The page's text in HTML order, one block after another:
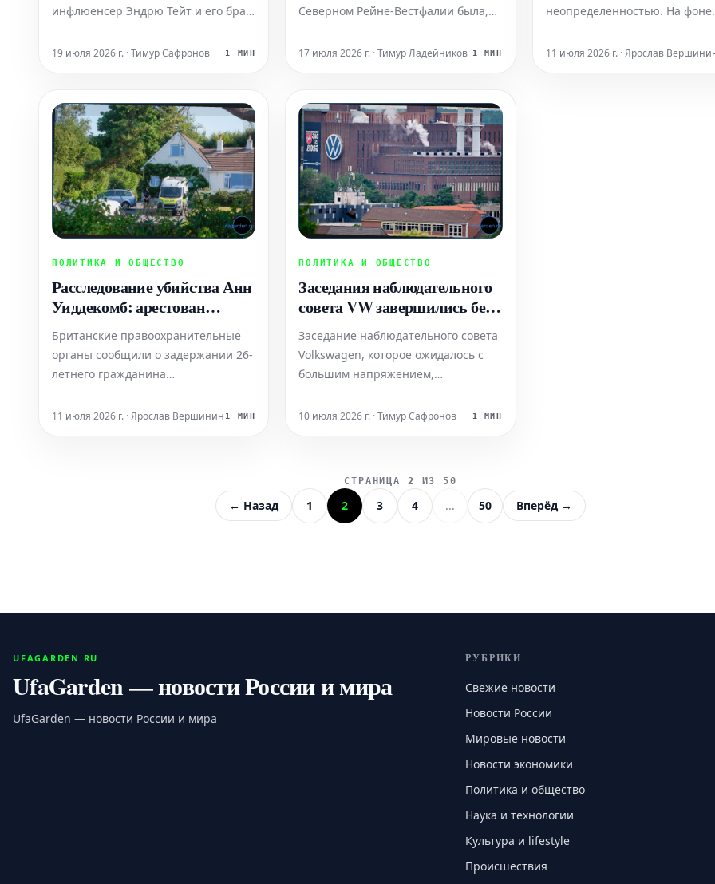
инфлюенсер Эндрю Тейт и его брат
серьезные обвинения, среди
прокуратура уже инициировала
процедуру запроса их экстрадиции.
19 июля 2026 г. · Тимур Сафронов 1 МИН
Северном Рейне-Вестфалии была,
результате акта саботажа. В
"Angry Birds", которая взяла на себя
ответственность за произошедшее.
Согласно
17 июля 2026 г. · Тимур Ладейников 1 МИН
неопределенностью. На фоне
соглашения и регулярных
11 июля 2026 г. · Ярослав
ПОЛИТИКА И ОБЩЕСТВО
Расследование убийства Анн
Уиддекомб: арестован
подозреваемый в
Великобритании
Британские правоохранительные
органы сообщили о задержании 26-
летнего гражданина
смертью 78-летней бывшей
Мотивы, приведшие к ее гибели, на
11 июля 2026 г. · Ярослав Вершинин 1 МИН
ПОЛИТИКА И ОБЩЕСТВО
Заседания наблюдательного
совета VW завершились без
ясности по планам экономии
Заседание наблюдательного совета
Volkswagen, которое ожидалось с
большим напряжением,
вопросов без ответа. Концерн по-
предприятий. В связи с этим предсе
10 июля 2026 г. · Тимур Сафронов 1 МИН
СТРАНИЦА 2 ИЗ 50
← Назад 1 2 3 4 ... 50 Вперёд →
UFAGARDEN.RU
UfaGarden — новости России и мира
UfaGarden — новости России и мира
РУБРИКИ
Свежие новости
Новости России
Мировые новости
Новости экономики
Политика и общество
Наука и технологии
Культура и lifestyle
Происшествия